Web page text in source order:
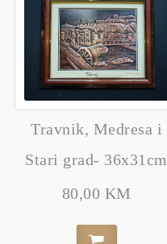
Travnik, Medresa i
Stari grad- 36x31cm
80,00 KM